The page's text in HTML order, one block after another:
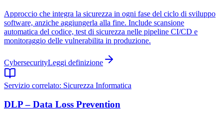
Approccio che integra la sicurezza in ogni fase del ciclo di sviluppo
software, anziche aggiungerla alla fine. Include scansione
automatica del codice, test di sicurezza nelle pipeline CI/CD e
monitoraggio delle vulnerabilita in produzione.
CybersecurityLeggi definizione
Servizio correlato: Sicurezza Informatica
DLP – Data Loss Prevention